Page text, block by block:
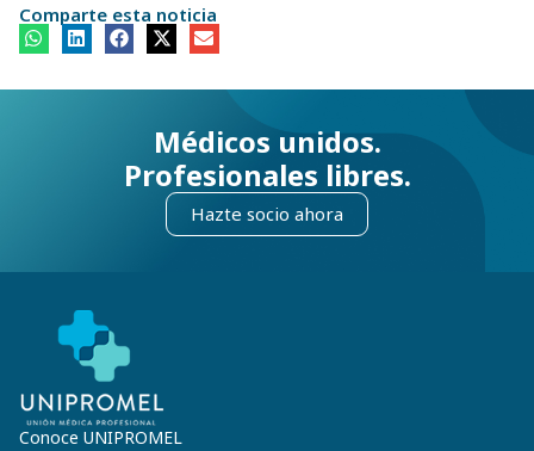
Comparte esta noticia
Médicos unidos.
Profesionales libres.
Hazte socio ahora
Conoce UNIPROMEL